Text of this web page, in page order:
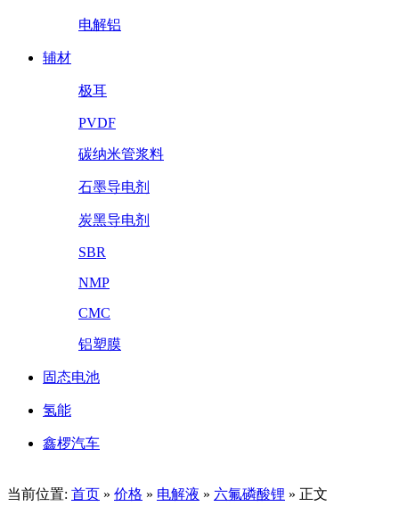
电解铝
辅材
极耳
PVDF
碳纳米管浆料
石墨导电剂
炭黑导电剂
SBR
NMP
CMC
铝塑膜
固态电池
氢能
鑫椤汽车
当前位置: 首页 » 价格 » 电解液 » 六氟磷酸锂 » 正文